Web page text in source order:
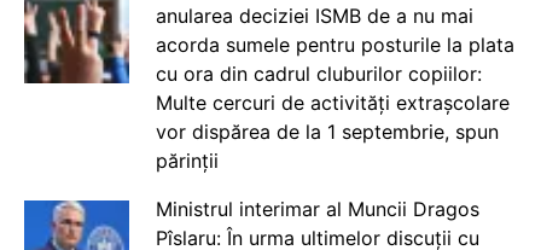
anularea deciziei ISMB de a nu mai
acorda sumele pentru posturile la plata
cu ora din cadrul cluburilor copiilor:
Multe cercuri de activități extrașcolare
vor dispărea de la 1 septembrie, spun
părinții
Ministrul interimar al Muncii Dragos
Pîslaru: În urma ultimelor discuții cu